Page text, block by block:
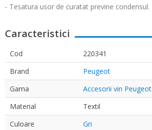
- Tesatura usor de curatat previne condensul.
Caracteristici
Cod
220341
Brand
Peugeot
Gama
Accesorii vin Peugeot
Material
Textil
Culoare
Gri